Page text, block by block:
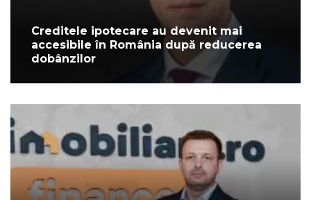
Creditele ipotecare au devenit mai
accesibile în România după reducerea
dobânzilor